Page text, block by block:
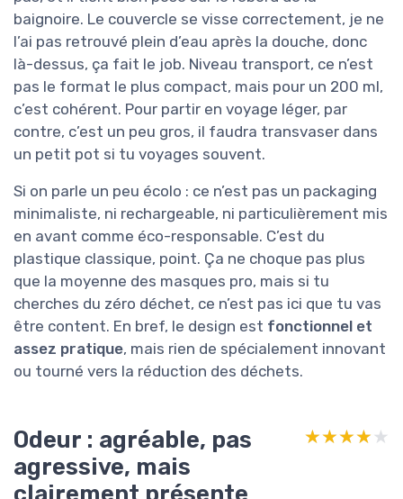
baignoire. Le couvercle se visse correctement, je ne
l’ai pas retrouvé plein d’eau après la douche, donc
là-dessus, ça fait le job. Niveau transport, ce n’est
pas le format le plus compact, mais pour un 200 ml,
c’est cohérent. Pour partir en voyage léger, par
contre, c’est un peu gros, il faudra transvaser dans
un petit pot si tu voyages souvent.
Si on parle un peu écolo : ce n’est pas un packaging
minimaliste, ni rechargeable, ni particulièrement mis
en avant comme éco-responsable. C’est du
plastique classique, point. Ça ne choque pas plus
que la moyenne des masques pro, mais si tu
cherches du zéro déchet, ce n’est pas ici que tu vas
être content. En bref, le design est fonctionnel et
assez pratique, mais rien de spécialement innovant
ou tourné vers la réduction des déchets.
Odeur : agréable, pas
agressive, mais
clairement présente
★★★★★
★★★★★